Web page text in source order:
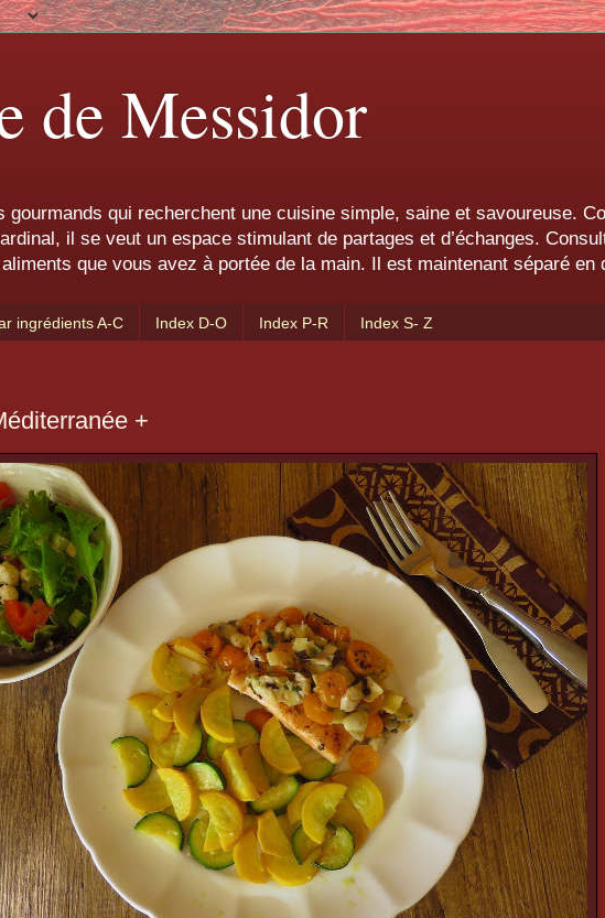
de Messidor
gourmands qui recherchent une cuisine simple, saine et savoureuse.
il se veut un espace stimulant de partages et d’échanges.
que vous avez à portée de la main. Il est maintenant séparé en
ingrédients A-C Index D-O Index P-R Index S- Z
+